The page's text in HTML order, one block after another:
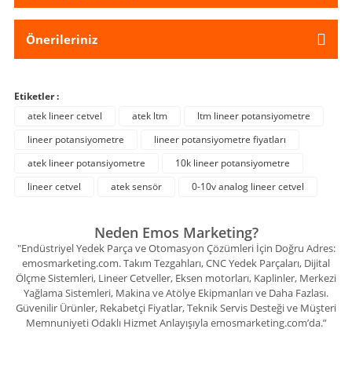
Önerileriniz
Etiketler :
atek lineer cetvel
atek ltm
ltm lineer potansiyometre
lineer potansiyometre
lineer potansiyometre fiyatları
atek lineer potansiyometre
10k lineer potansiyometre
lineer cetvel
atek sensör 0-10v analog lineer cetvel
Neden Emos Marketing?
"Endüstriyel Yedek Parça ve Otomasyon Çözümleri İçin Doğru Adres:
emosmarketing.com. Takım Tezgahları, CNC Yedek Parçaları, Dijital
Ölçme Sistemleri, Lineer Cetveller, Eksen motorları, Kaplinler, Merkezi
Yağlama Sistemleri, Makina ve Atölye Ekipmanları ve Daha Fazlası.
Güvenilir Ürünler, Rekabetçi Fiyatlar, Teknik Servis Desteği ve Müşteri
Memnuniyeti Odaklı Hizmet Anlayışıyla emosmarketing.com’da.”